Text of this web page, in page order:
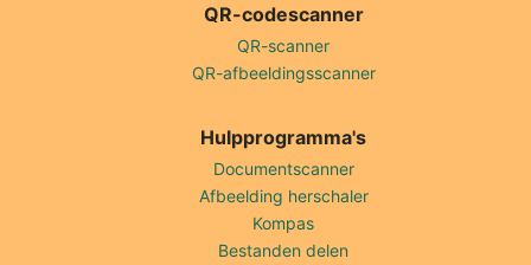
QR-codescanner
QR-scanner
QR-afbeeldingsscanner
Hulpprogramma's
Documentscanner
Afbeelding herschaler
Kompas
Bestanden delen